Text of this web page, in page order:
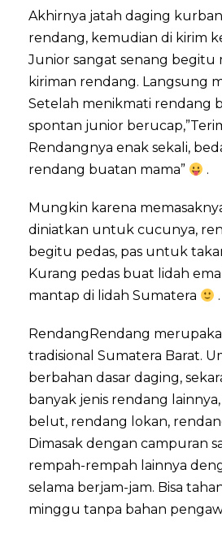
Akhirnya jatah daging
rendang, kemudian di kirim
Junior sangat senang begitu
kiriman rendang. Langsung
Setelah menikmati rendang
spontan junior
Rendangnya enak sekali,
rendang buatan mama”
.
Mungkin karena
diniatkan untuk cucunya,
begitu pedas, pas untuk
Kurang pedas buat lidah
mantap di lidah Sumatera
.
RendangRendang
tradisional Sumatera Barat.
berbahan dasar daging,
banyak jenis rendang
belut, rendang lokan,
Dimasak dengan campuran
rempah-rempah lainnya
selama berjam-jam. Bisa
minggu tanpa bahan